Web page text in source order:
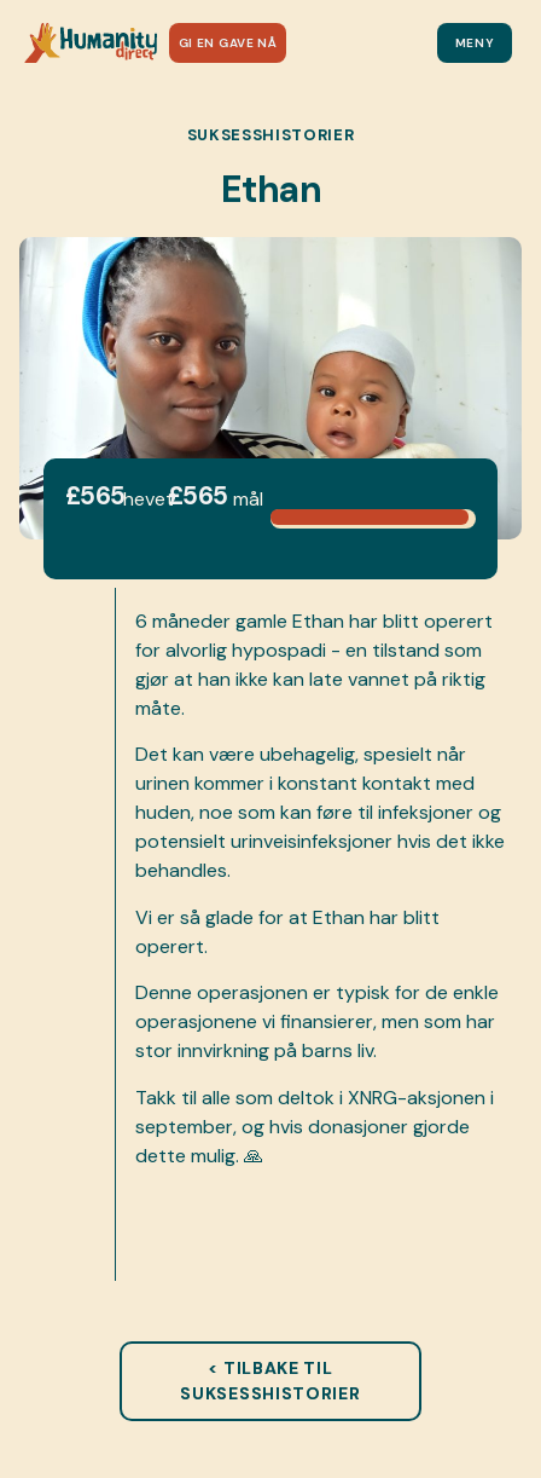
GI EN GAVE NÅ MENY
SUKSESSHISTORIER
Ethan
£565hevet£565 mål
6 måneder gamle Ethan har blitt operert
for alvorlig hypospadi - en tilstand som
gjør at han ikke kan late vannet på riktig
måte.
Det kan være ubehagelig, spesielt når
urinen kommer i konstant kontakt med
huden, noe som kan føre til infeksjoner og
potensielt urinveisinfeksjoner hvis det ikke
behandles.
Vi er så glade for at Ethan har blitt
operert.
Denne operasjonen er typisk for de enkle
operasjonene vi finansierer, men som har
stor innvirkning på barns liv.
Takk til alle som deltok i XNRG-aksjonen i
september, og hvis donasjoner gjorde
dette mulig. 🙏
< TILBAKE TIL
SUKSESSHISTORIER